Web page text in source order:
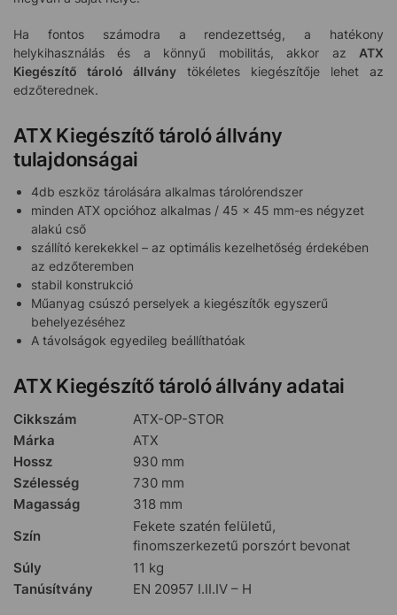
Ha fontos számodra a rendezettség, a hatékony
helykihasználás és a könnyű mobilitás, akkor az ATX
Kiegészítő tároló állvány tökéletes kiegészítője lehet az
edzőterednek.
ATX Kiegészítő tároló állvány
tulajdonságai
4db eszköz tárolására alkalmas tárolórendszer
minden ATX opcióhoz alkalmas / 45 x 45 mm-es négyzet
alakú cső
szállító kerekekkel – az optimális kezelhetőség érdekében
az edzőteremben
stabil konstrukció
Műanyag csúszó perselyek a kiegészítők egyszerű
behelyezéséhez
A távolságok egyedileg beállíthatóak
ATX Kiegészítő tároló állvány adatai
Cikkszám
ATX-OP-STOR
Márka
ATX
Hossz
930 mm
Szélesség
730 mm
Magasság
318 mm
Szín
Fekete szatén felületű,
finomszerkezetű porszórt bevonat
Súly
11 kg
Tanúsítvány
EN 20957 I.II.IV – H